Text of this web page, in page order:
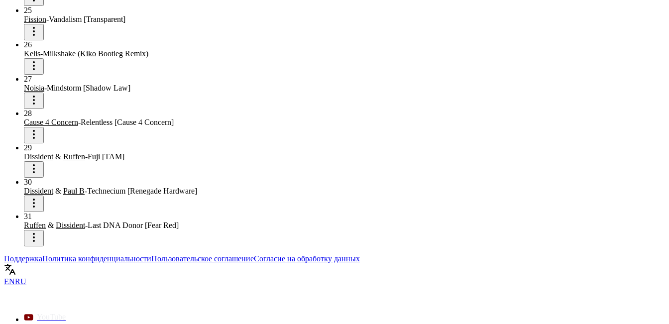
25
Fission-Vandalism [Transparent]
26
Kelis-Milkshake (Kiko Bootleg Remix)
27
Noisia-Mindstorm [Shadow Law]
28
Cause 4 Concern-Relentless [Cause 4 Concern]
29
Dissident & Ruffen-Fuji [TAM]
30
Dissident & Paul B-Technecium [Renegade Hardware]
31
Ruffen & Dissident-Last DNA Donor [Fear Red]
ПоддержкаПолитика конфиденциальностиПользовательское соглашениеСогласие на обработку данных
ENRU